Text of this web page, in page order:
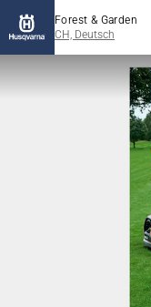
Forest & Garden
CH, Deutsch